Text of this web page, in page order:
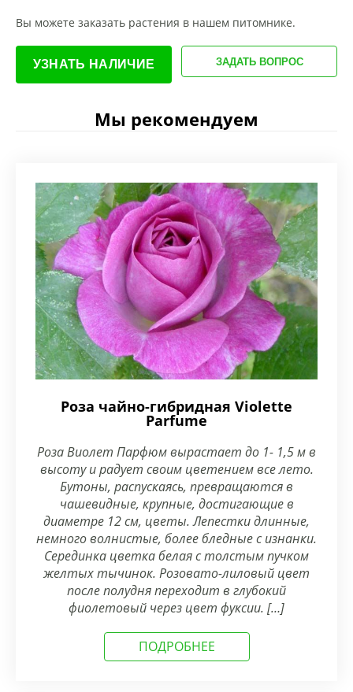
Вы можете заказать растения в нашем питомнике.
УЗНАТЬ НАЛИЧИЕ ЗАДАТЬ ВОПРОС
Мы рекомендуем
Роза чайно-гибридная Violette
Parfume
Роза Виолет Парфюм вырастает до 1- 1,5 м в
высоту и радует своим цветением все лето.
Бутоны, распускаясь, превращаются в
чашевидные, крупные, достигающие в
диаметре 12 см, цветы. Лепестки длинные,
немного волнистые, более бледные с изнанки.
Серединка цветка белая с толстым пучком
желтых тычинок. Розовато-лиловый цвет
после полудня переходит в глубокий
фиолетовый через цвет фуксии. […]
ПОДРОБНЕЕ